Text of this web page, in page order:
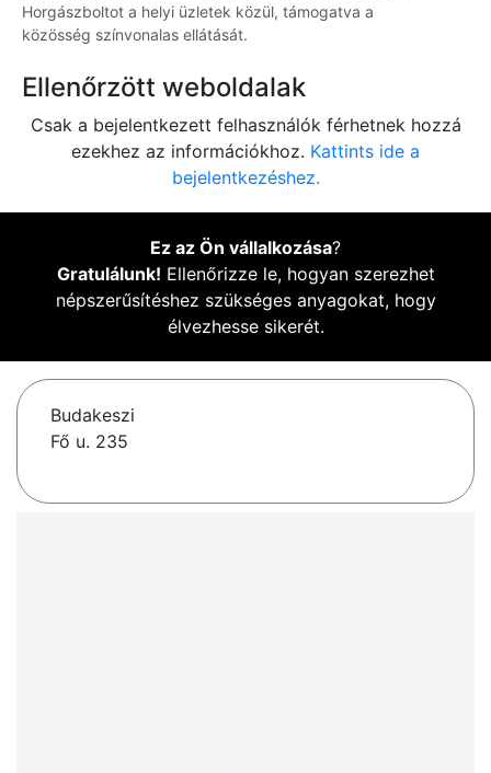
Horgászboltot a helyi üzletek közül, támogatva a
közösség színvonalas ellátását.
Ellenőrzött weboldalak
Csak a bejelentkezett felhasználók férhetnek hozzá
ezekhez az információkhoz. Kattints ide a
bejelentkezéshez.
Ez az Ön vállalkozása?
Gratulálunk! Ellenőrizze le, hogyan szerezhet
népszerűsítéshez szükséges anyagokat, hogy
élvezhesse sikerét.
Budakeszi
Fő u. 235